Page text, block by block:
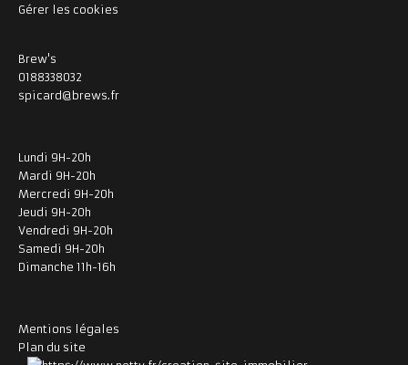
Gérer les cookies
Brew's
0188338032
spicard@brews.fr
Lundi 9H-20h
Mardi 9H-20h
Mercredi 9H-20h
Jeudi 9H-20h
Vendredi 9H-20h
Samedi 9H-20h
Dimanche 11h-16h
Mentions légales
Plan du site